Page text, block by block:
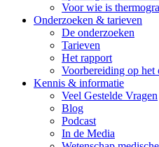
Voor wie is
Onderzoeken & tarieven
De onderzoeken
Tarieven
Het rapport
Voorbereiding op het
Kennis & informatie
Veel Gestelde Vragen
Blog
Podcast
In de Media